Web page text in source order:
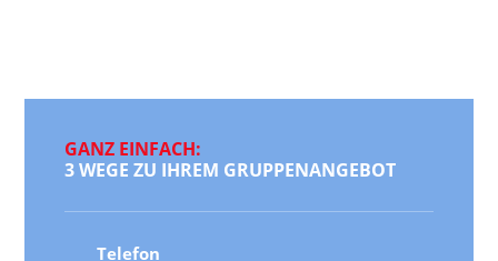
GANZ EINFACH:
3 WEGE ZU IHREM GRUPPENANGEBOT
Telefon